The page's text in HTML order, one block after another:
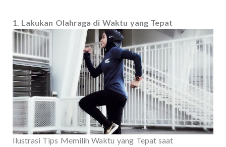
1. Lakukan Olahraga di Waktu yang Tepat
Ilustrasi Tips Memilih Waktu yang Tepat saat